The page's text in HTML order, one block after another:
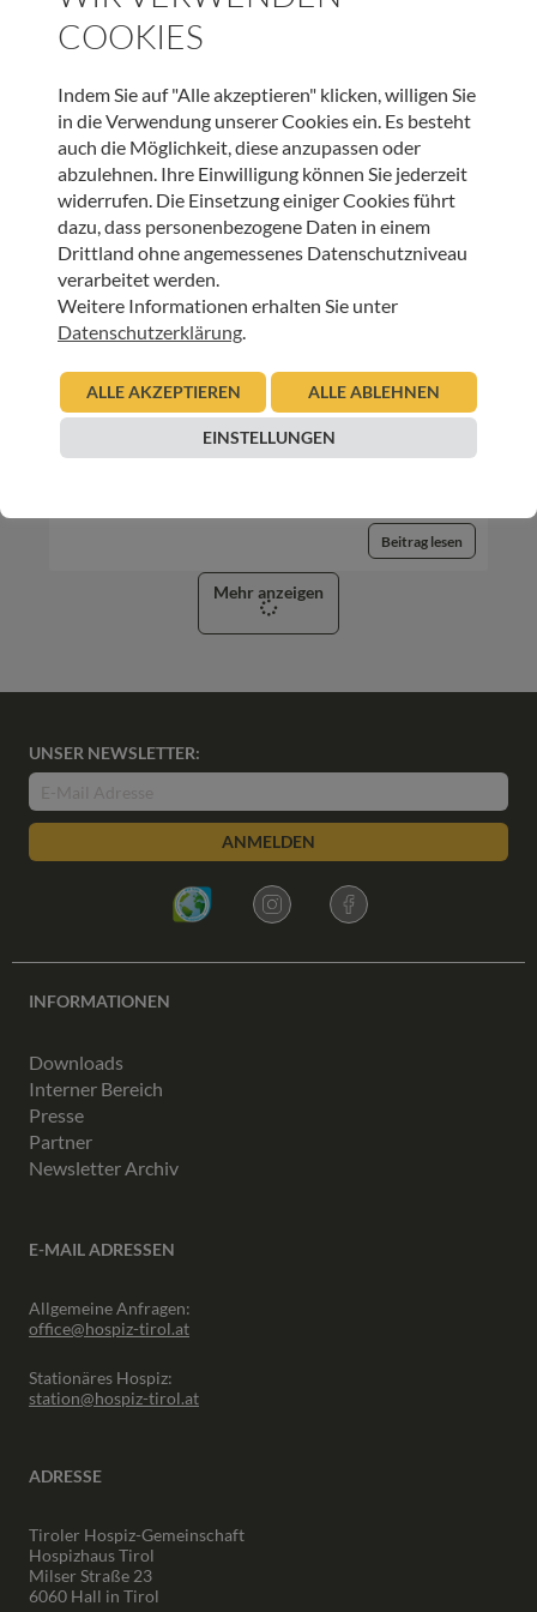
07.10.2019
Beitrag lesen
VP-Frauen wandern in Imst für den guten
Beitrag lesen
Mehr anzeigen
UNSER NEWSLETTER:
ANMELDEN
INFORMATIONEN
Downloads
Interner Bereich
Presse
Partner
Newsletter Archiv
E-MAIL ADRESSEN
Allgemeine Anfragen:
office@hospiz-tirol.at
Stationäres Hospiz:
station@hospiz-tirol.at
ADRESSE
Tiroler Hospiz-Gemeinschaft
Hospizhaus Tirol
Milser Straße 23
6060 Hall in Tirol
COOKIES
Indem Sie auf "Alle akzeptieren" klicken, willigen Sie
in die Verwendung unserer Cookies ein. Es besteht
auch die Möglichkeit, diese anzupassen oder
abzulehnen. Ihre Einwilligung können Sie jederzeit
widerrufen. Die Einsetzung einiger Cookies führt
dazu, dass personenbezogene Daten in einem
Drittland ohne angemessenes Datenschutzniveau
verarbeitet werden.
Weitere Informationen erhalten Sie unter
Datenschutzerklärung.
ALLE AKZEPTIEREN ALLE ABLEHNEN
EINSTELLUNGEN